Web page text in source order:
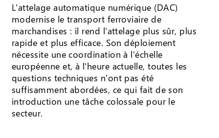
L'attelage automatique numérique (DAC)
modernise le transport ferroviaire de
marchandises : il rend l'attelage plus sûr, plus
rapide et plus efficace. Son déploiement
nécessite une coordination à l'échelle
européenne et, à l'heure actuelle, toutes les
questions techniques n'ont pas été
suffisamment abordées, ce qui fait de son
introduction une tâche colossale pour le
secteur.